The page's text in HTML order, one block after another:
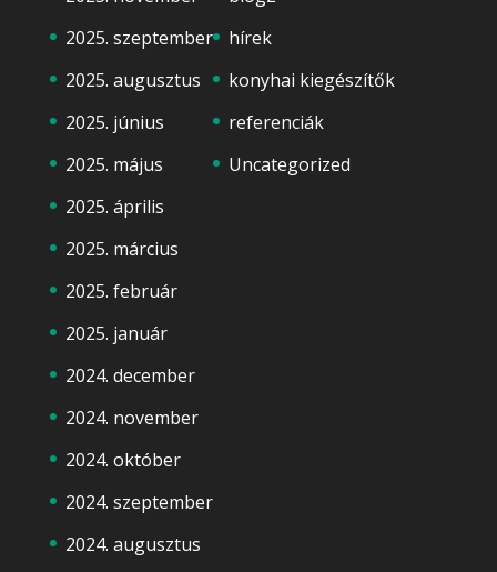
2025. szeptember
2025. augusztus
2025. június
2025. május
2025. április
2025. március
2025. február
2025. január
2024. december
2024. november
2024. október
2024. szeptember
2024. augusztus
hírek
konyhai kiegészítők
referenciák
Uncategorized